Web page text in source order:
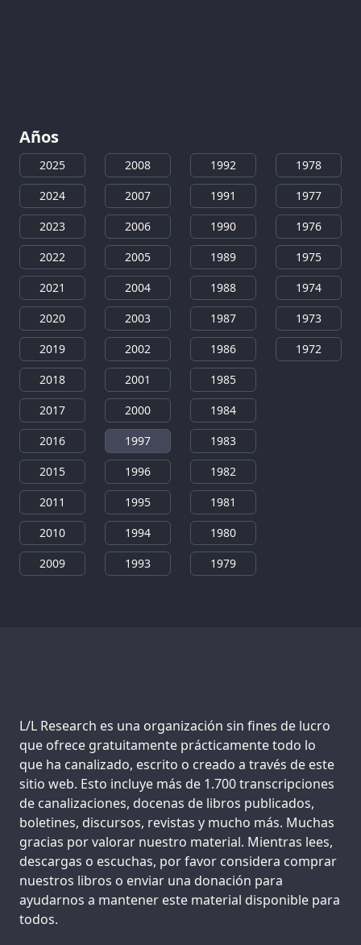
Años
2025
2024
2023
2022
2021
2020
2019
2018
2017
2016
2015
2011
2010
2009
2008
2007
2006
2005
2004
2003
2002
2001
2000
1997
1996
1995
1994
1993
1992
1991
1990
1989
1988
1987
1986
1985
1984
1983
1982
1981
1980
1979
1978
1977
1976
1975
1974
1973
1972
Support us:
L/L Research es una organización sin fines de lucro
que ofrece gratuitamente prácticamente todo lo
que ha canalizado, escrito o creado a través de este
sitio web. Esto incluye más de 1.700 transcripciones
de canalizaciones, docenas de libros publicados,
boletines, discursos, revistas y mucho más. Muchas
gracias por valorar nuestro material. Mientras lees,
descargas o escuchas, por favor considera comprar
nuestros libros o enviar una donación para
ayudarnos a mantener este material disponible para
todos.